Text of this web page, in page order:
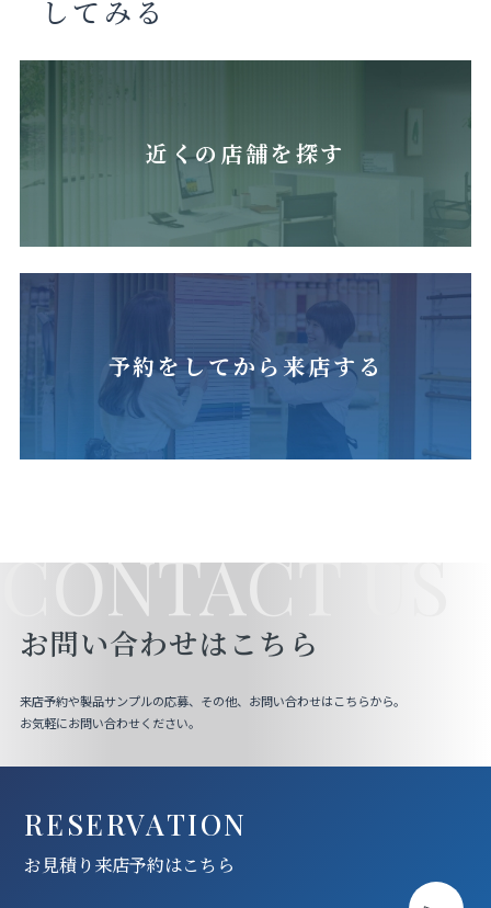
してみる
近くの店舗を探す
予約をしてから来店する
CONTACT US
お問い合わせはこちら
来店予約や製品サンプルの応募、その他、お問い合わせはこちらから。
お気軽にお問い合わせください。
RESERVATION
お見積り来店予約はこちら